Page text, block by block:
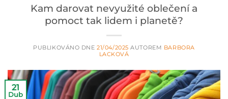
Kam darovat nevyužité oblečení a
pomoct tak lidem i planetě?
PUBLIKOVÁNO DNE21/04/2025 AUTOREM BARBORA
LACKOVÁ
21
Dub